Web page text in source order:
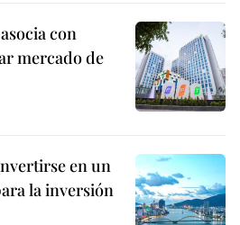
con
mercado de
en un
la inversión